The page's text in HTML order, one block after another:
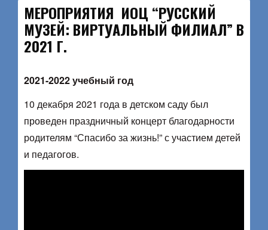
МЕРОПРИЯТИЯ ИОЦ “РУССКИЙ
МУЗЕЙ: ВИРТУАЛЬНЫЙ ФИЛИАЛ” В
2021 Г.
2021-2022 учебный год
10 декабря 2021 года в детском саду был
проведен праздничный концерт благодарности
родителям “Спасибо за жизнь!” с участием детей
и педагогов.